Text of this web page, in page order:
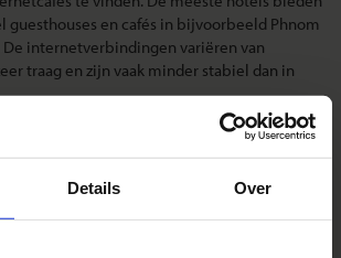
Details Over
guesthouses en cafés in bijvoorbeeld Phnom
De internetverbindingen variëren van
traag en zijn vaak minder stabiel dan in